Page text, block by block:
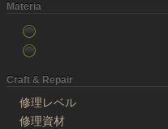
Materia
Craft & Repair
修理レベル
修理資材